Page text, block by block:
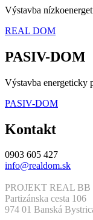
Výstavba
REAL DOM
PASIV-DOM
Výstavba energeticky
PASIV-DOM
Kontakt
0903 605 427
info@realdom.sk
PROJEKT REAL BB
Partizánska cesta 106
974 01 Banská